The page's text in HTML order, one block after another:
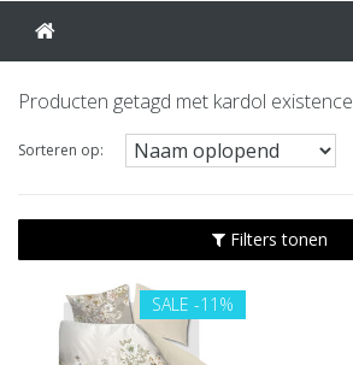
Producten getagd met kardol existence
Sorteren op:
Filters tonen
SALE -11%